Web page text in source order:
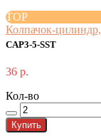
TOP
Колпачок-
CAP3-5-SST
36 р.
Кол-во
Купить